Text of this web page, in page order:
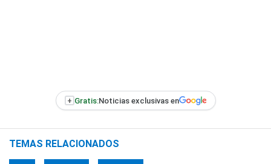
+ Gratis:Noticias exclusivas en
TEMAS RELACIONADOS